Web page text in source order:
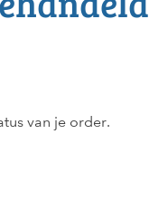
van je order.